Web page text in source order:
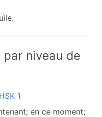
niveau de
1
en ce moment;